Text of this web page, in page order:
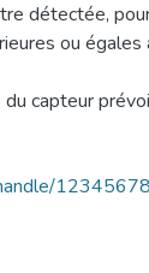
détectée,
ou
capteur